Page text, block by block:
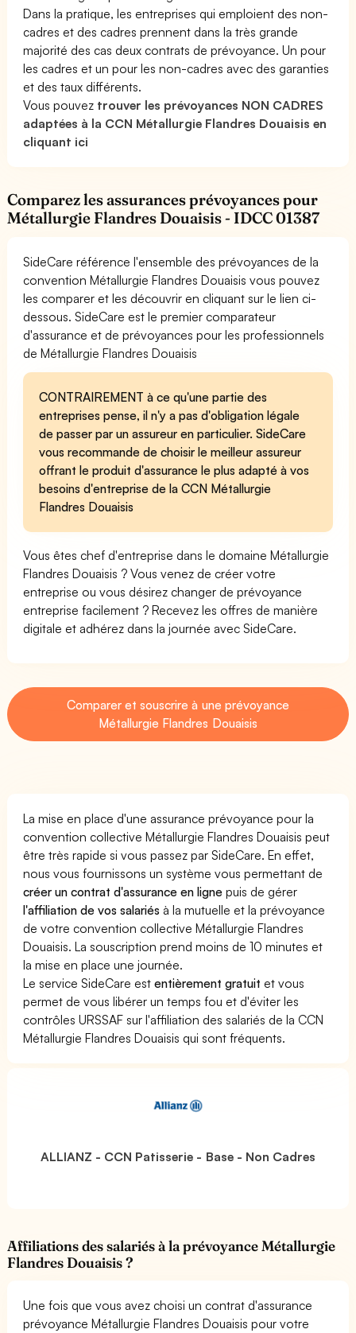
Dans la pratique, les entreprises qui emploient des non-
cadres et des cadres prennent dans la très grande
majorité des cas deux contrats de prévoyance. Un pour
les cadres et un pour les non-cadres avec des garanties
et des taux différents.
Vous pouvez trouver les prévoyances NON CADRES
adaptées à la CCN Métallurgie Flandres Douaisis en
cliquant ici
Comparez les assurances prévoyances pour
Métallurgie Flandres Douaisis - IDCC 01387
SideCare référence l'ensemble des prévoyances de la
convention Métallurgie Flandres Douaisis vous pouvez
les comparer et les découvrir en cliquant sur le lien ci-
dessous. SideCare est le premier comparateur
d'assurance et de prévoyances pour les professionnels
de Métallurgie Flandres Douaisis
CONTRAIREMENT à ce qu'une partie des
entreprises pense, il n'y a pas d'obligation légale
de passer par un assureur en particulier. SideCare
vous recommande de choisir le meilleur assureur
offrant le produit d'assurance le plus adapté à vos
besoins d'entreprise de la CCN Métallurgie
Flandres Douaisis
Vous êtes chef d'entreprise dans le domaine Métallurgie
Flandres Douaisis ? Vous venez de créer votre
entreprise ou vous désirez changer de prévoyance
entreprise facilement ? Recevez les offres de manière
digitale et adhérez dans la journée avec SideCare.
Comparer et souscrire à une prévoyance
Métallurgie Flandres Douaisis
La mise en place d'une assurance prévoyance pour la
convention collective Métallurgie Flandres Douaisis peut
être très rapide si vous passez par SideCare. En effet,
nous vous fournissons un système vous permettant de
créer un contrat d'assurance en ligne puis de gérer
l'affiliation de vos salariés à la mutuelle et la prévoyance
de votre convention collective Métallurgie Flandres
Douaisis. La souscription prend moins de 10 minutes et
la mise en place une journée.
Le service SideCare estentièrement gratuit et vous
permet de vous libérer un temps fou et d'éviter les
contrôles URSSAF sur l'affiliation des salariés de la CCN
Métallurgie Flandres Douaisis qui sont fréquents.
ALLIANZ - CCN Patisserie - Base - Non Cadres
Affiliations des salariés à la prévoyance Métallurgie
Flandres Douaisis ?
Une fois que vous avez choisi un contrat d'assurance
prévoyance Métallurgie Flandres Douaisis pour votre